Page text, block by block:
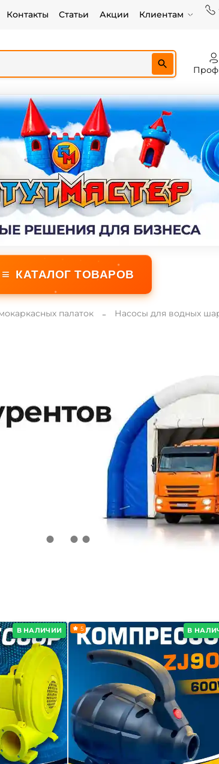
Контакты Статьи Акции Клиентам
≡ КАТАЛОГ ТОВАРОВ
палаток Насосы для водных
В НАЛИЧИИ В
5